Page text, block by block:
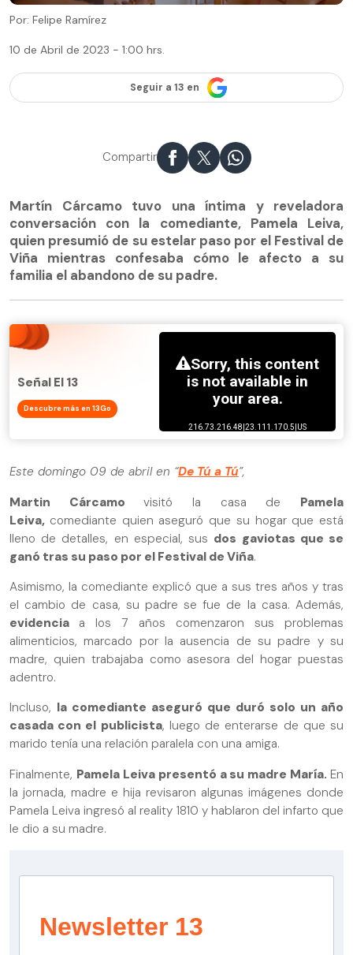
Por: Felipe Ramírez
10 de Abril de 2023 - 1:00 hrs.
Seguir a 13 en
Compartir
Martín Cárcamo tuvo una íntima y reveladora
conversación con la comediante, Pamela Leiva,
quien presumió de su estelar paso por el Festival de
Viña mientras confesaba cómo le afecto a su
familia el abandono de su padre.
Señal El 13
Descubre más en 13Go
Este domingo 09 de abril en “De Tú a Tú”,
Martin Cárcamovisitó la casa de Pamela
Leiva, comediante quien aseguró que su hogar que está
lleno de detalles, en especial, sus dos gaviotas que se
ganó tras su paso por el Festival de Viña.
Asimismo, la comediante explicó que a sus tres años y tras
el cambio de casa, su padre se fue de la casa. Además,
evidencia a los 7 años comenzaron sus problemas
alimenticios, marcado por la ausencia de su padre y su
madre, quien trabajaba como asesora del hogar puestas
adentro.
Incluso, la comediante aseguró que duró solo un año
casada con el publicista, luego de enterarse de que su
marido tenía una relación paralela con una amiga.
Finalmente, Pamela Leiva presentó a su madre María. En
la jornada, madre e hija revisaron algunas imágenes donde
Pamela Leiva ingresó al reality 1810 y hablaron del infarto que
le dio a su madre.
Newsletter 13